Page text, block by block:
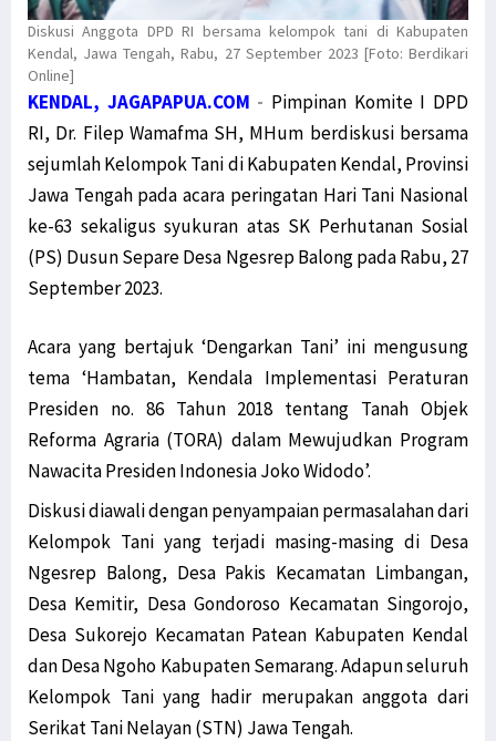
Diskusi Anggota DPD RI bersama kelompok tani di Kabupaten
Kendal, Jawa Tengah, Rabu, 27 September 2023 [Foto: Berdikari
Online]
KENDAL, JAGAPAPUA.COM - Pimpinan Komite I DPD
RI, Dr. Filep Wamafma SH, MHum berdiskusi bersama
sejumlah Kelompok Tani di Kabupaten Kendal, Provinsi
Jawa Tengah pada acara peringatan Hari Tani Nasional
ke-63 sekaligus syukuran atas SK Perhutanan Sosial
(PS) Dusun Separe Desa Ngesrep Balong pada Rabu, 27
September 2023.
Acara yang bertajuk ‘Dengarkan Tani’ ini mengusung
tema ‘Hambatan, Kendala Implementasi Peraturan
Presiden no. 86 Tahun 2018 tentang Tanah Objek
Reforma Agraria (TORA) dalam Mewujudkan Program
Nawacita Presiden Indonesia Joko Widodo’.
Diskusi diawali dengan penyampaian permasalahan dari
Kelompok Tani yang terjadi masing-masing di Desa
Ngesrep Balong, Desa Pakis Kecamatan Limbangan,
Desa Kemitir, Desa Gondoroso Kecamatan Singorojo,
Desa Sukorejo Kecamatan Patean Kabupaten Kendal
dan Desa Ngoho Kabupaten Semarang. Adapun seluruh
Kelompok Tani yang hadir merupakan anggota dari
Serikat Tani Nelayan (STN) Jawa Tengah.